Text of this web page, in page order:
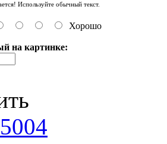
Используйте обычный текст.
Хорошо
на картинке: